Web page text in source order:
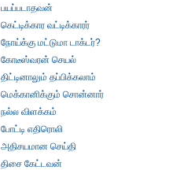
பயப்படாதவன்
கெட்டிக்கார வட்டிக்காரர்
நோய்க்கு மட்டுமா டாக்டர்?
கோடீஸ்வரன் செயல்
திட்டினாலும் தப்பிக்கலாம்
மெக்கானிக்கும் சொன்னார்
நல்ல விளக்கம்
போட்டி எதிரொலி
அதிசயமான செய்தி
திசை கேட்டவன்